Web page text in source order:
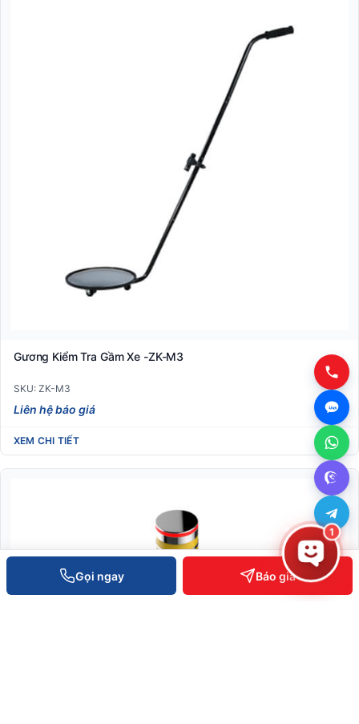
Gọi ngay Báo giá
Gương Kiểm Tra Gầm Xe -ZK-M3
SKU: ZK-M3
Liên hệ báo giá
XEM CHI TIẾT
1